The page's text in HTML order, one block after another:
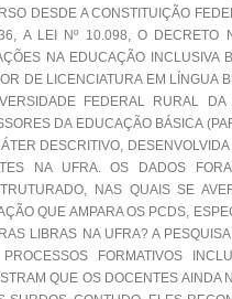
DESDE A CONSTITUIÇÃO
A LEI Nº 10.098, O DECRETO
NA EDUCAÇÃO
DE LICENCIATURA EM LÍNGUA
FEDERAL RURAL
DA EDUCAÇÃO BÁSICA
DESCRITIVO,
NA UFRA. OS DADOS
NAS QUAIS SE
QUE AMPARA OS PCDS,
LIBRAS NA UFRA? A
PROCESSOS FORMATIVOS
QUE OS DOCENTES AINDA